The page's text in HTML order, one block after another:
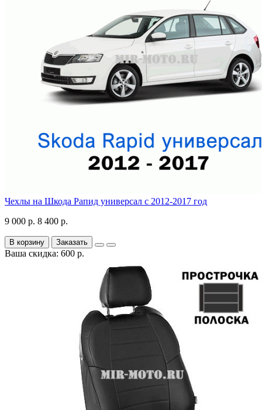
Чехлы на Шкода Рапид универсал с 2012-2017 год
9 000 р. 8 400 р.
В корзину Заказать
Ваша скидка: 600 р.